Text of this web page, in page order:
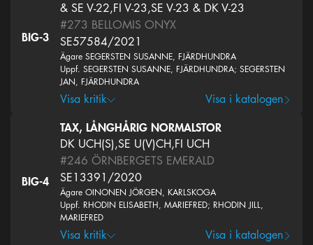
BIG-3
& SE V-22,FI V-23,SE V-23 & DK V-23
#273 BELLOMIS ONYX
SE57584/2021
Ägare SEGERSTEN SUSANNE, FJÄRDHUNDRA
Uppf. SEGERSTEN SUSANNE, FJÄRDHUNDRA; SEGERSTEN
JAN, FJÄRDHUNDRA
Visa kritik Visa i katalogen
BIG-4
TAX, LÅNGHÅRIG NORMALSTOR
DK UCH(S),SE U(V)CH,FI UCH
#246 ÖRNBERGETS EMERALD
SE13391/2020
Ägare OINONEN JÖRGEN, KARLSKOGA
Uppf. RHODIN ELISABETH, MARIEFRED; RHODIN JILL,
MARIEFRED
Visa kritik Visa i katalogen